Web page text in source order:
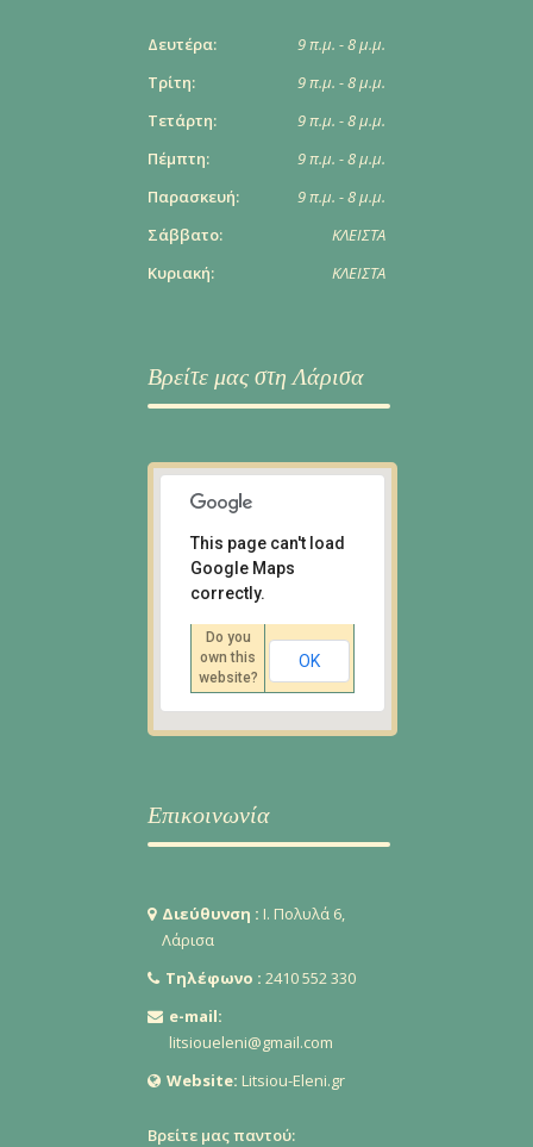
Δευτέρα:
9 π.μ. - 8 μ.μ.
Τρίτη:
9 π.μ. - 8 μ.μ.
Τετάρτη:
9 π.μ. - 8 μ.μ.
Πέμπτη:
9 π.μ. - 8 μ.μ.
Παρασκευή:
9 π.μ. - 8 μ.μ.
Σάββατο:
ΚΛΕΙΣΤΑ
Κυριακή:
ΚΛΕΙΣΤΑ
Βρείτε μας στη Λάρισα
Ι. Πολυλά 6, Λάρισα
This page can't load
Google Maps
correctly.
Do you
own this
website?
OK
Επικοινωνία
Διεύθυνση : Ι. Πολυλά 6,
Λάρισα
Τηλέφωνο : 2410 552 330
e-mail:
litsioueleni@gmail.com
Website: Litsiou-Eleni.gr
Βρείτε μας παντού: